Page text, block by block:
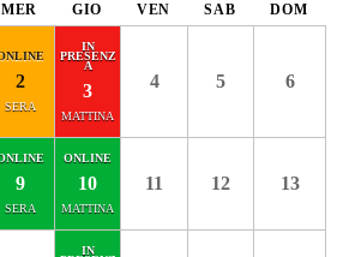
MER GIO VEN SAB DOM
2 3 4 5 6
9 10 11 12 13